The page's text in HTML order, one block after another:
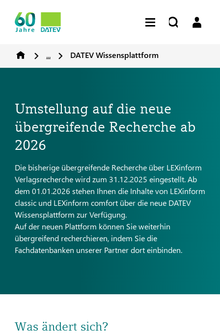
... DATEV Wissensplattform
Umstellung auf die neue
übergreifende Recherche ab
2026
Die bisherige übergreifende Recherche über LEXinform
Verlagsrecherche wird zum 31.12.2025 eingestellt. Ab
dem 01.01.2026 stehen Ihnen die Inhalte von LEXinform
classic und LEXinform comfort über die neue DATEV
Wissensplattform zur Verfügung.
Auf der neuen Plattform können Sie weiterhin
übergreifend recherchieren, indem Sie die
Fachdatenbanken unserer Partner dort einbinden.
Was ändert sich?